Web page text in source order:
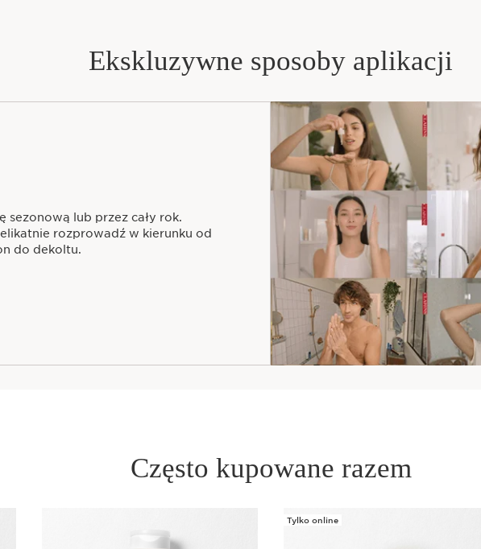
Ekskluzywne sposoby aplikacji
sezonową lub przez cały rok.
rozprowadź w kierunku od
do dekoltu.
Często kupowane razem
Tylko online